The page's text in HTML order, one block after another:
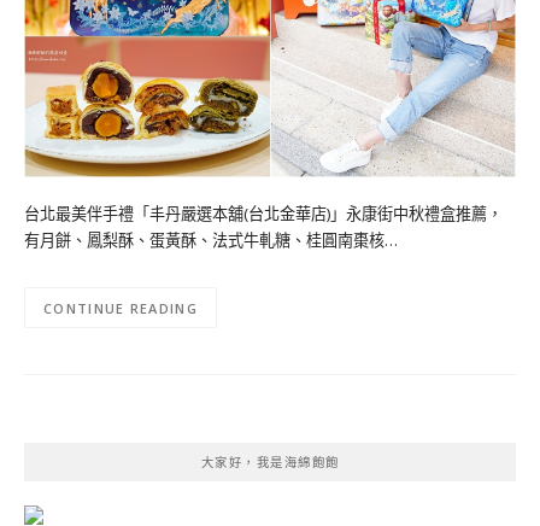
台北最美伴手禮「丰丹嚴選本舖(台北金華店)」永康街中秋禮盒推薦，
有月餅、鳳梨酥、蛋黃酥、法式牛軋糖、桂圓南棗核…
CONTINUE READING
大家好，我是海綿飽飽